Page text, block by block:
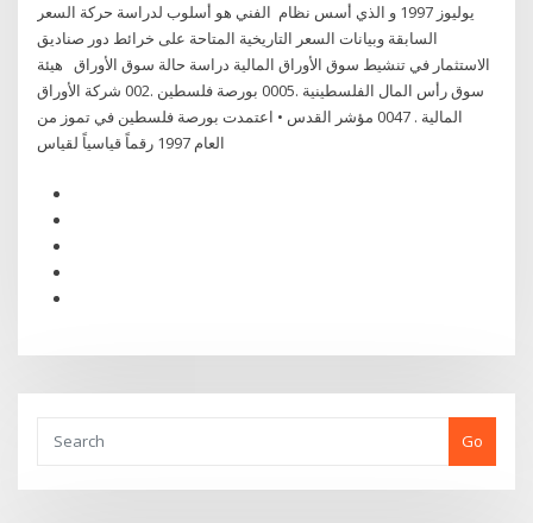
يوليوز 1997 و الذي أسس نظام الفني هو أسلوب لدراسة حركة السعر
السابقة وبيانات السعر التاريخية المتاحة على خرائط دور صناديق
الاستثمار في تنشيط سوق الأوراق المالية دراسة حالة سوق الأوراق هيئة
سوق رأس المال الفلسطينية .0005 بورصة فلسطين .002 شركة الأوراق
المالية . 0047 مؤشر القدس • اعتمدت بورصة فلسطين في تموز من
Go